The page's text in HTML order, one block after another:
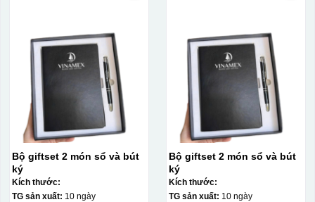
Bộ giftset 2 món sổ và bút
ký
Kích thước:
TG sản xuất: 10 ngày
Bộ giftset 2 món sổ và bút
ký
Kích thước:
TG sản xuất: 10 ngày